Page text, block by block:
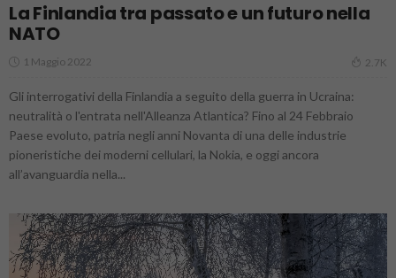
La Finlandia tra passato e un futuro nella
NATO
1 Maggio 2022 2.7K
Gli interrogativi della Finlandia a seguito della guerra in Ucraina:
neutralità o l'entrata nell'Alleanza Atlantica? Fino al 24 Febbraio
Paese evoluto, patria negli anni Novanta di una delle industrie
pioneristiche dei moderni cellulari, la Nokia, e oggi ancora
all’avanguardia nella...